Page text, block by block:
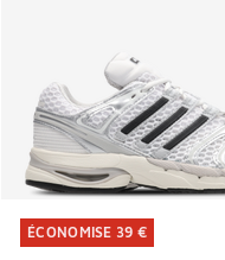
ÉCONOMISE 39 €
ÉCONOMISE 39 €